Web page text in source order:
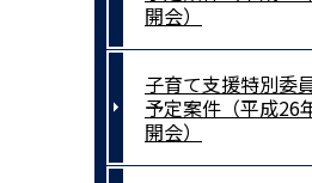
開会）
子育て支援特別
予定案件（平成26
開会）